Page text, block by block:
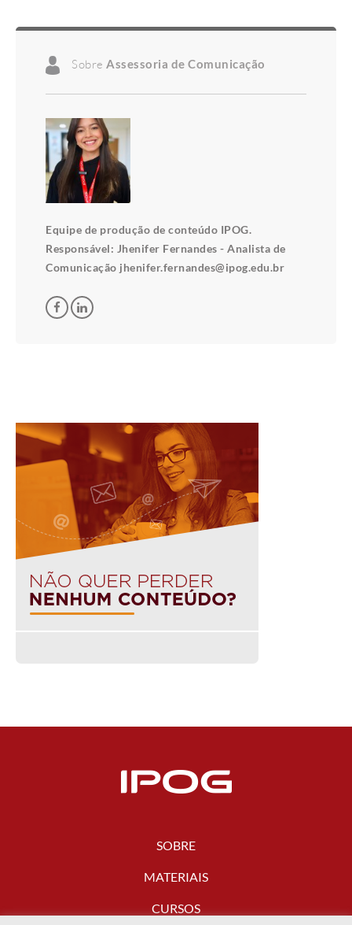
Sobre Assessoria de Comunicação
Equipe de produção de conteúdo IPOG.
Responsável: Jhenifer Fernandes - Analista de
Comunicação jhenifer.fernandes@ipog.edu.br
SOBRE
MATERIAIS
CURSOS